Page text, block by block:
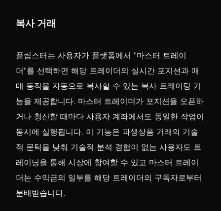
복사 거래
플립스터는 사용자가 플랫폼에서 "마스터 트레이
더"를 선택하면 해당 트레이더의 실시간 포지션과 매
매 동작을 자동으로 복사할 수 있는 복사 트레이딩 기
능을 제공합니다. 마스터 트레이더가 포지션을 오픈하
거나 청산할 때마다 사용자 계좌에서도 동일한 작업이
동시에 실행됩니다. 이 기능은 파생상품 거래의 기술
적 문턱을 낮춰 기술적 분석 경험이 없는 사용자도 트
레이딩을 통해 시장에 참여할 수 있고 마스터 트레이
더는 수익금의 일부를 해당 트레이더의 구독자로부터
분배받습니다.